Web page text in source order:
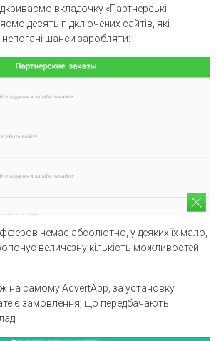
вкладочку «Партнерські
десять підключених сайтів, які
шанси заробляти:
немає абсолютно, у деяких їх мало,
величезну кількість можливостей
на самому AdvertApp, за установку
є замовлення, що передбачають